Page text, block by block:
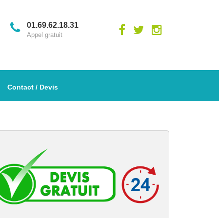
01.69.62.18.31
Appel gratuit
Contact / Devis